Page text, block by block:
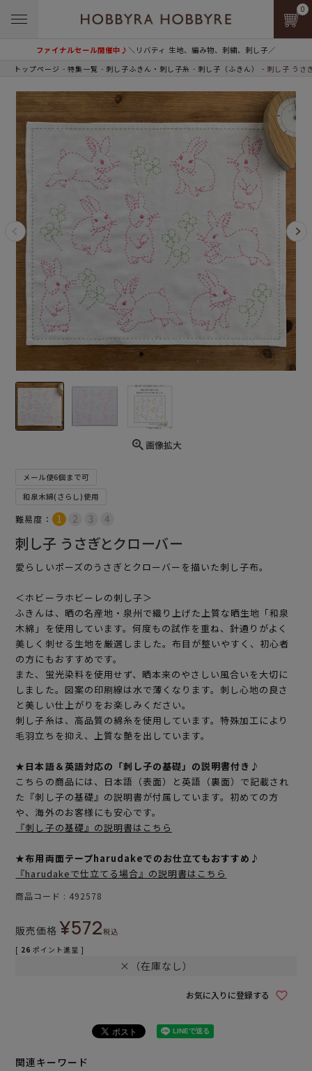
ファイナルセール開催中♪＼リバティ 生地、編み物、刺繍、刺し子／
0
トップページ 特集一覧 刺し子ふきん・刺し子糸 刺し子（ふきん） 刺し子 うさ
画像拡大
メール便6個まで可
和泉木綿(さらし)使用
難易度：
刺し子 うさぎとクローバー
愛らしいポーズのうさぎとクローバーを描いた刺し子布。
＜ホビーラホビーレの刺し子＞
ふきんは、晒の名産地・泉州で織り上げた上質な晒生地「和泉
木綿」を使用しています。何度もの試作を重ね、針通りがよく
美しく刺せる生地を厳選しました。布目が整いやすく、初心者
の方にもおすすめです。
また、蛍光染料を使用せず、晒本来のやさしい風合いを大切に
しました。図案の印刷線は水で薄くなります。刺し心地の良さ
と美しい仕上がりをお楽しみください。
刺し子糸は、高品質の綿糸を使用しています。特殊加工により
毛羽立ちを抑え、上質な艶を出しています。
★日本語＆英語対応の「刺し子の基礎」の説明書付き♪
こちらの商品には、日本語（表面）と英語（裏面）で記載され
た『刺し子の基礎』の説明書が付属しています。初めての方
や、海外のお客様にも安心です。
『刺し子の基礎』の説明書はこちら
★布用両面テープharudakeでのお仕立てもおすすめ♪
『harudakeで仕立てる場合』の説明書はこちら
商品コード 492578
販売価格 ¥572税込
[ 26 ポイント進呈 ]
×（在庫なし）
お気に入りに登録する
関連キーワード